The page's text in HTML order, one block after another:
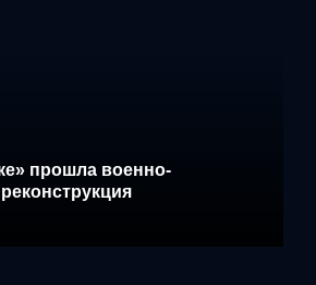
прошла военно-